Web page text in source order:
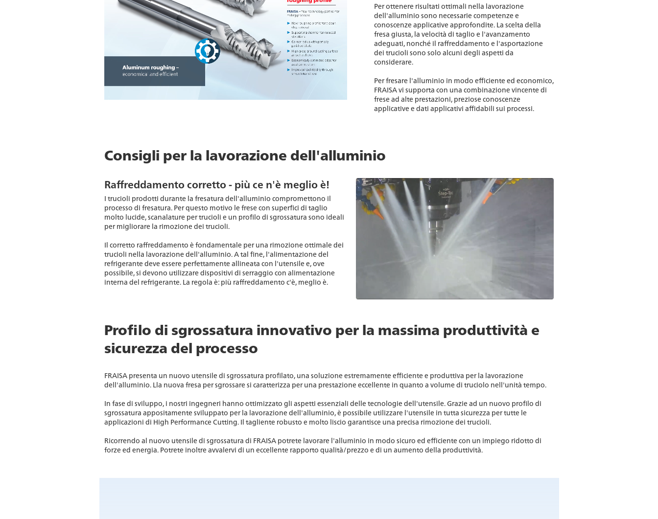
Per ottenere risultati ottimali nella lavorazione
dell'alluminio sono necessarie competenze e
conoscenze applicative approfondite. La scelta della
fresa giusta, la velocità di taglio e l'avanzamento
adeguati, nonché il raffreddamento e l'asportazione
dei trucioli sono solo alcuni degli aspetti da
considerare.
Per fresare l'alluminio in modo efficiente ed economico,
FRAISA vi supporta con una combinazione vincente di
frese ad alte prestazioni, preziose conoscenze
applicative e dati applicativi affidabili sui processi.
Consigli per la lavorazione dell'alluminio
Raffreddamento corretto - più ce n'è meglio è!
I trucioli prodotti durante la fresatura dell'alluminio compromettono il
processo di fresatura. Per questo motivo le frese con superfici di taglio
molto lucide, scanalature per trucioli e un profilo di sgrossatura sono ideali
per migliorare la rimozione dei trucioli.
Il corretto raffreddamento è fondamentale per una rimozione ottimale dei
trucioli nella lavorazione dell'alluminio. A tal fine, l'alimentazione del
refrigerante deve essere perfettamente allineata con l'utensile e, ove
possibile, si devono utilizzare dispositivi di serraggio con alimentazione
interna del refrigerante. La regola è: più raffreddamento c'è, meglio è.
Profilo di sgrossatura innovativo per la massima produttività e
sicurezza del processo
FRAISA presenta un nuovo utensile di sgrossatura profilato, una soluzione estremamente efficiente e produttiva per la lavorazione
dell'alluminio. Lla nuova fresa per sgrossare si caratterizza per una prestazione eccellente in quanto a volume di truciolo nell'unità tempo.
In fase di sviluppo, i nostri ingegneri hanno ottimizzato gli aspetti essenziali delle tecnologie dell'utensile. Grazie ad un nuovo profilo di
sgrossatura appositamente sviluppato per la lavorazione dell'alluminio, è possibile utilizzare l'utensile in tutta sicurezza per tutte le
applicazioni di High Performance Cutting. Il tagliente robusto e molto liscio garantisce una precisa rimozione dei trucioli.
Ricorrendo al nuovo utensile di sgrossatura di FRAISA potrete lavorare l'alluminio in modo sicuro ed efficiente con un impiego ridotto di
forze ed energia. Potrete inoltre avvalervi di un eccellente rapporto qualità/prezzo e di un aumento della produttività.